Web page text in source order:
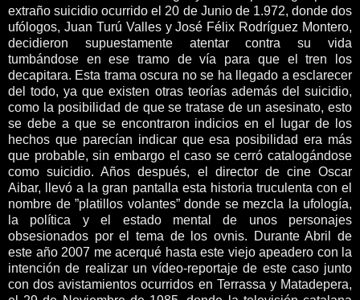
extraño suicidio ocurrido el 20 de Junio de 1.972, donde dos
ufólogos, Juan Turú Valles y José Félix Rodríguez Montero,
decidieron supuestamente atentar contra su vida
tumbándose en ese tramo de vía para que el tren los
decapitara. Esta trama oscura no se ha llegado a esclarecer
del todo, ya que existen otras teorías además del suicidio,
como la posibilidad de que se tratase de un asesinato, esto
se debe a que se encontraron indicios en el lugar de los
hechos que parecían indicar que esa posibilidad era más
que probable, sin embargo el caso se cerró catalogándose
como suicidio. Años después, el director de cine Oscar
Aibar, llevó a la gran pantalla esta historia truculenta con el
nombre de ”platillos volantes” donde se mezcla la ufología,
la política y el estado mental de unos personajes
obsesionados por el tema de los ovnis. Durante Abril de
este año 2007 me acerqué hasta este viejo apeadero con la
intención de realizar un vídeo-reportaje de este caso junto
con dos avistamientos ocurridos en Terrassa y Matadepera,